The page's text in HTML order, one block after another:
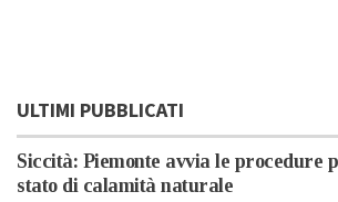
ULTIMI PUBBLICATI
Siccità: Piemonte avvia le procedure
stato di calamità naturale